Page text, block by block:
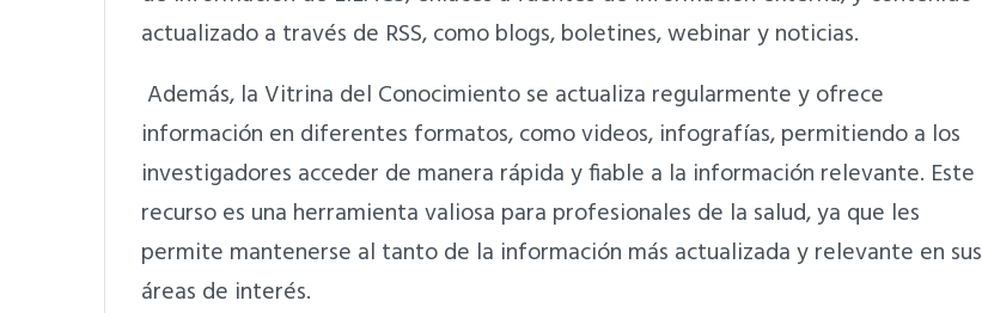
actualizado a través de RSS, como blogs, boletines, webinar y noticias.
Además, la Vitrina del Conocimiento se actualiza regularmente y ofrece
información en diferentes formatos, como videos, infografías, permitiendo a los
investigadores acceder de manera rápida y fiable a la información relevante. Este
recurso es una herramienta valiosa para profesionales de la salud, ya que les
permite mantenerse al tanto de la información más actualizada y relevante en sus
áreas de interés.